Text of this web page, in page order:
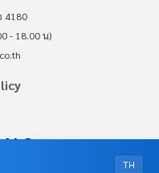
4180
- 18.00 น)
TH